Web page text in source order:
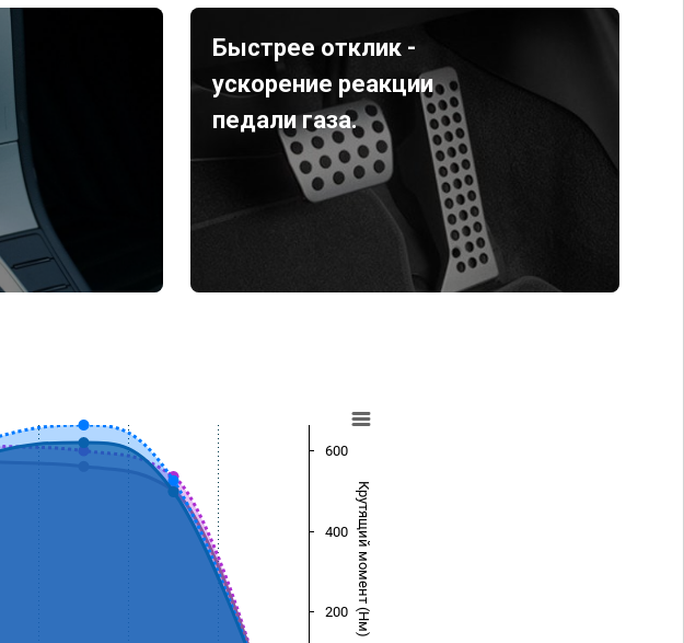
Быстрее отклик -
ускорение реакции
педали газа.
Крутящий момент (Нм)
200
400
600